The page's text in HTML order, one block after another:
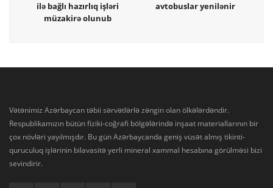
ilə bağlı hazırlıq işləri
müzakirə olunub
avtobuslar yenilənir
Vətənimiz Azərbaycan təbii sərvətlərlə zəngin olan ölkələrdəndir.
Respublikamızın bütün fiziki-coğrafi bölgələrində inşaat materiallarının bir
çox növləri yayılmışdır. Bu gün Azərbaycanda geniş vüsət almış tikinti-
quruculuq işlərinin bilavasitə yerli mineral xammal hesabına görülməsi bizi
sevindirir.